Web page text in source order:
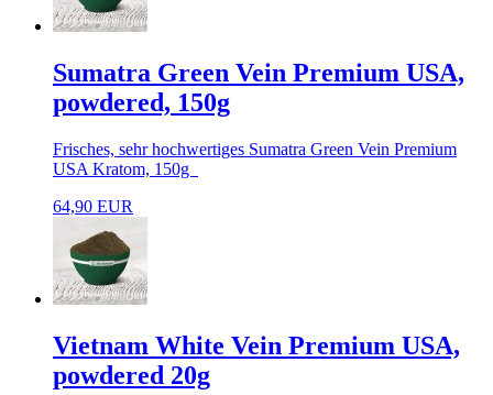
Sumatra Green Vein Premium USA,
powdered, 150g
Frisches, sehr hochwertiges Sumatra Green Vein Premium
USA Kratom, 150g
64,90 EUR
Vietnam White Vein Premium USA,
powdered 20g